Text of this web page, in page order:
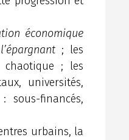
économique
; les
chaotique ; les
universités,
sous-financés,
urbains, la